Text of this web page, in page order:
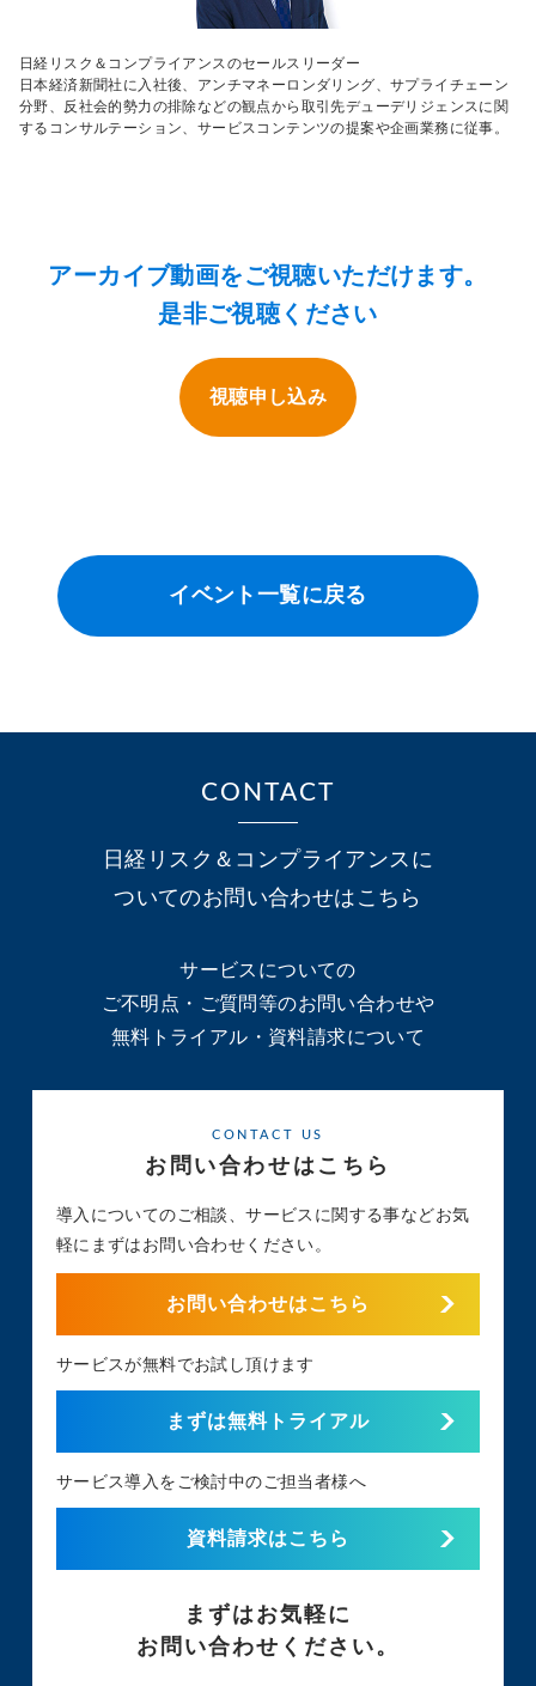
日経リスク＆コンプライアンスのセールスリーダー
日本経済新聞社に入社後、アンチマネーロンダリング、サプライチェーン
分野、反社会的勢力の排除などの観点から取引先デューデリジェンスに関
するコンサルテーション、サービスコンテンツの提案や企画業務に従事。
アーカイブ動画をご視聴いただけます。
是非ご視聴ください
視聴申し込み
イベント一覧に戻る
CONTACT
日経リスク＆コンプライアンスに
ついてのお問い合わせはこちら
サービスについての
ご不明点・ご質問等のお問い合わせや
無料トライアル・資料請求について
CONTACT US
お問い合わせはこちら
導入についてのご相談、サービスに関する事などお気
軽にまずはお問い合わせください。
お問い合わせはこちら
サービスが無料でお試し頂けます
まずは無料トライアル
サービス導入をご検討中のご担当者様へ
資料請求はこちら
まずはお気軽に
お問い合わせください。